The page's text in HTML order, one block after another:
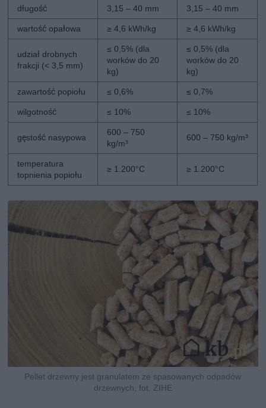
długość 3,15 – 40 mm 3,15 – 40 mm
wartość opałowa ≥ 4,6 kWh/kg ≥ 4,6 kWh/kg
udział drobnych
frakcji (< 3,5 mm)
≤ 0,5% (dla
worków do 20
kg)
≤ 0,5% (dla
worków do 20
kg)
zawartość popiołu ≤ 0,6% ≤ 0,7%
wilgotność ≤ 10% ≤ 10%
gęstość nasypowa
600 – 750
kg/m³
600 – 750 kg/m³
temperatura
topnienia popiołu
≥ 1.200°C ≥ 1.200°C
Pellet drzewny jest granulatem ze spasowanych odpadów
drzewnych, fot. ZIHE